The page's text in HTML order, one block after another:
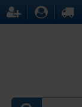
לקופה